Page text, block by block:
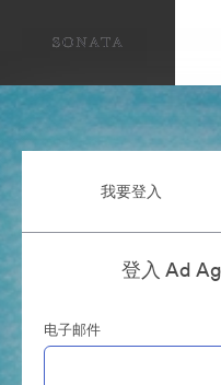
我要登入
登入 Ad
电子邮件